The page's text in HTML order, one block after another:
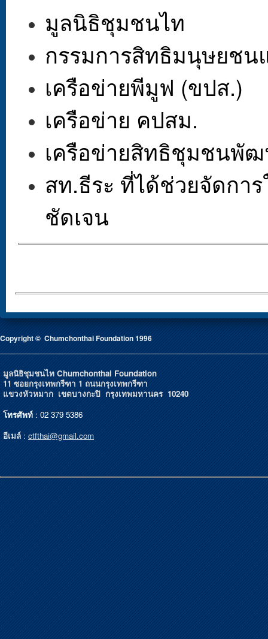
มูลนิธิชุมชนไท
กรรมการสิทธิมนุษยช
เครือข่ายพีมูฟ (ขปส.)
เครือข่าย คปสม.
เครือข่ายสิทธิชุมชนพั
สท.ธีระ ที่ได้ช่วยจัดกา
ชัดเจน
Copyright © Chumchonthai Foundation 1996
มูลนิธิชุมชนไท Chumchonthai Foundation
11 ซอยกรุงเทพกรีฑา 1 ถนนกรุงเทพกรีฑา
แขวงหัวหมาก เขตบางกะปิ กรุงเทพมหานคร 10240
โทรศัพท์ : 02 379 5386
อีเมล์ : ctfthai@gmail.com